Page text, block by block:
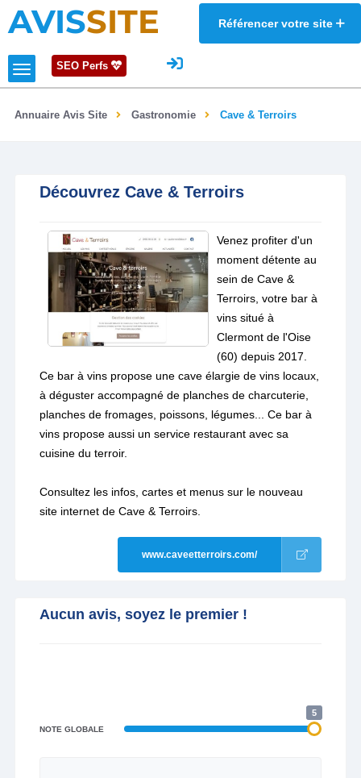
AVISSITE Référencer votre site
SEO Perfs
Annuaire Avis Site Gastronomie Cave & Terroirs
Découvrez Cave & Terroirs
Venez profiter d'un
moment détente au
sein de Cave &
Terroirs, votre bar à
vins situé à
Clermont de l'Oise
(60) depuis 2017.
Ce bar à vins propose une cave élargie de vins locaux,
à déguster accompagné de planches de charcuterie,
planches de fromages, poissons, légumes... Ce bar à
vins propose aussi un service restaurant avec sa
cuisine du terroir.
Consultez les infos, cartes et menus sur le nouveau
site internet de Cave & Terroirs.
www.caveetterroirs.com/
Aucun avis, soyez le premier !
NOTE GLOBALE
5